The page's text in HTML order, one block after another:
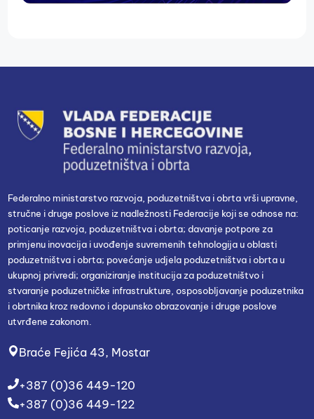
Federalno ministarstvo razvoja, poduzetništva i obrta vrši upravne,
stručne i druge poslove iz nadležnosti Federacije koji se odnose na:
poticanje razvoja, poduzetništva i obrta; davanje potpore za
primjenu inovacija i uvođenje suvremenih tehnologija u oblasti
poduzetništva i obrta; povećanje udjela poduzetništva i obrta u
ukupnoj privredi; organiziranje institucija za poduzetništvo i
stvaranje poduzetničke infrastrukture, osposobljavanje poduzetnika
i obrtnika kroz redovno i dopunsko obrazovanje i druge poslove
utvrđene zakonom.
Braće Fejića 43, Mostar
+387 (0)36 449-120
+387 (0)36 449-122